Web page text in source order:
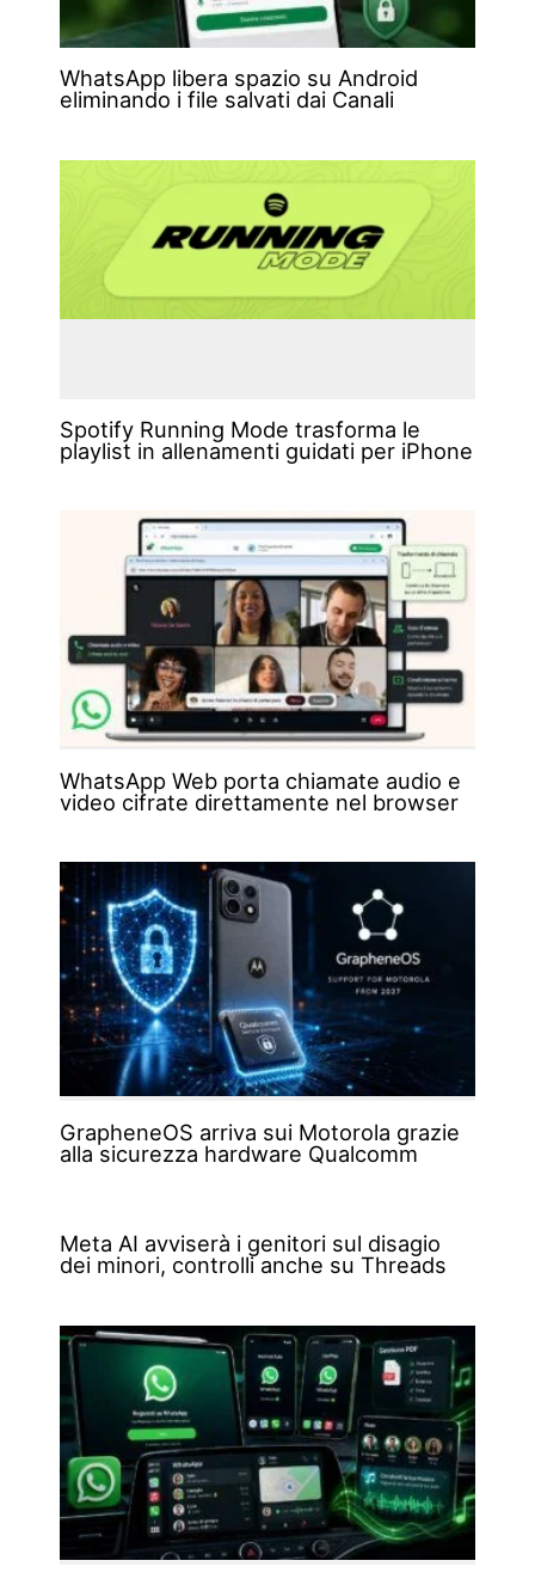
WhatsApp libera spazio su Android
eliminando i file salvati dai Canali
Spotify Running Mode trasforma le
playlist in allenamenti guidati per iPhone
WhatsApp Web porta chiamate audio e
video cifrate direttamente nel browser
GrapheneOS arriva sui Motorola grazie
alla sicurezza hardware Qualcomm
Meta AI avviserà i genitori sul disagio
dei minori, controlli anche su Threads